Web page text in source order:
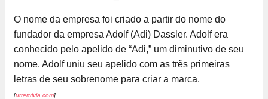
O nome da empresa foi criado a partir do nome do
fundador da empresa Adolf (Adi) Dassler. Adolf era
conhecido pelo apelido de “Adi,” um diminutivo de seu
nome. Adolf uniu seu apelido com as três primeiras
letras de seu sobrenome para criar a marca.
[uttertrivia.com]